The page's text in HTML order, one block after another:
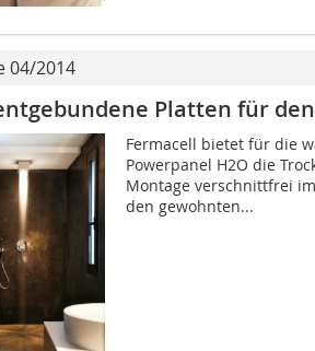
04/2014
Platten für
Fermacell bietet für die
Power­panel H2O die
Montage verschnittfrei
den gewohnten...